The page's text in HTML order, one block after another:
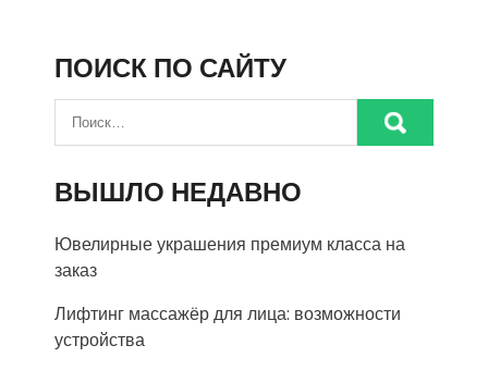
ПОИСК ПО САЙТУ
ВЫШЛО НЕДАВНО
Ювелирные украшения премиум класса на
заказ
Лифтинг массажёр для лица: возможности
устройства